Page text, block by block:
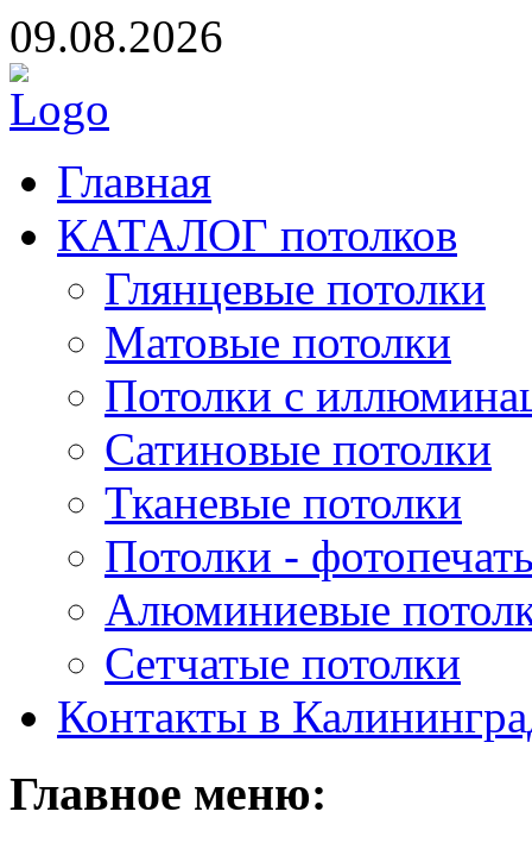
09.08.2026
Главная
КАТАЛОГ потолков
Глянцевые потолки
Матовые потолки
Потолки с
Сатиновые потолки
Тканевые потолки
Потолки -
Алюминиевые
Сетчатые потолки
Контакты в
Главное меню: